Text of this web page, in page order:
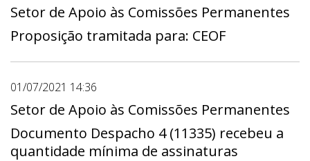
Setor de Apoio às Comissões Permanentes
Proposição tramitada para: CEOF
01/07/2021 14:36
Setor de Apoio às Comissões Permanentes
Documento Despacho 4 (11335) recebeu a
quantidade mínima de assinaturas